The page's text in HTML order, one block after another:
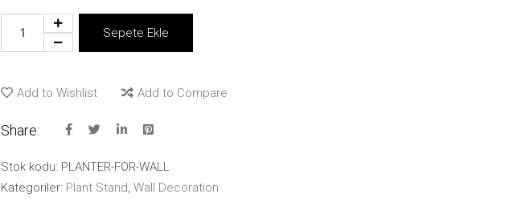
Planter
for
quantity
Sepete Ekle
Add to Wishlist Add to Compare
Share:
Stok kodu: PLANTER-FOR-WALL
Kategoriler: Plant Stand, Wall Decoration